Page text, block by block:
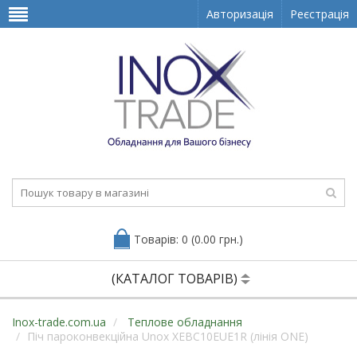
Авторизація Реєстрація
Товарів: 0 (0.00 грн.)
(КАТАЛОГ ТОВАРІВ)
Inox-trade.com.ua
Теплове обладнання
Піч пароконвекційна Unox XEBC10EUE1R (лінія ONE)